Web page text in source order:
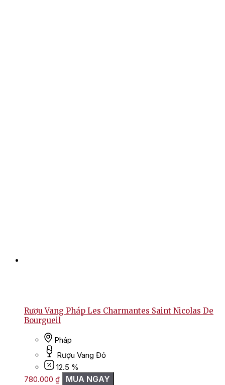
Rượu Vang Pháp Les Charmantes Saint Nicolas De
Bourgueil
Pháp
Rượu Vang Đỏ
12.5 %
780.000 ₫ MUA NGAY